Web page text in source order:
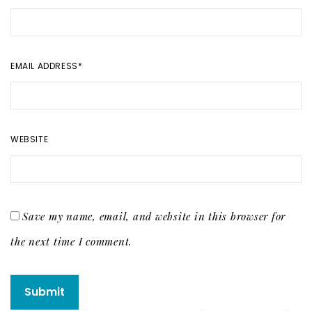
EMAIL ADDRESS*
WEBSITE
Save my name, email, and website in this browser for
the next time I comment.